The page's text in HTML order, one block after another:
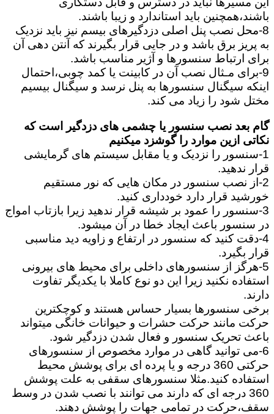
باشند،همچنین باید استاندارد و زیبا باشند.
8-محل نصب پنل اصلی دزدگیرهای بیسم نیز باید نزدیک
به پریز برق باشد و در جایی قرار بگیرند که آنتن دهی آن
برای ارتباط سنسورها و آژیر مناسب باشد.
9-برای مـثال نصب آن در کابینت یا کمد چوبی،احتمال
اینکه سیگنال سنسورها به پنل نرسد و سیگنال بیسیم
مختل شود را زیاد می کند.
گام بعد نصب سنسور یا چشمی های دزدگیر است که
نکاتی ازین موارد را گوشزد میکنیم
1-سنسور را نزدیک و یا مقابل سیستم های گرمایشی
قرار ندهید.
2-از نصب سنسور در مکان هایی که نور مستقیم
خورشید قرار دارد خودداری کنید.
3-سنسور را عمود بر شیشه قرار ندهید زیرا بازتاب امواج
در سنسور باعث ایجاد خطا در آن میشود.
4-دقت کنید که سنسور در ارتفاع و زاویه دید مناسبی
قرار بگیرد.
5-هرگز از سنسورهای داخلی برای محیط های بیرونی
استفاده نکنید زیرا این دو نوع کاملا با یکدیگر تفاوت
دارند.
برخی سنسورها بسیار حساس هستند و کوچکترین
حرکت مانند حرکت حشرات و حیوانات خانگی میتواند
باعث تحریک سنسور و فعال شدن دزدگیر شود.
6-می توانید گاهی در موارد مخصوص از سنسورهای
حرکتی 360 درجه و یا پرده ای برای پوشش محیط
استفاده کنید.مثلا سنسورهای سقفی به علت پوشش
360 درجه ای که دارند می توانند با نصب شدن در وسط
سقف،حرکت در تمامی جهات را پوشش دهند.